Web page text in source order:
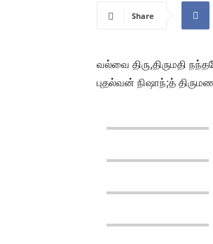
Share
வல்வை திரு,திருமதி
புதல்வன் நிஷாந்;த்